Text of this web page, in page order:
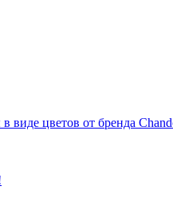
виде цветов от бренда